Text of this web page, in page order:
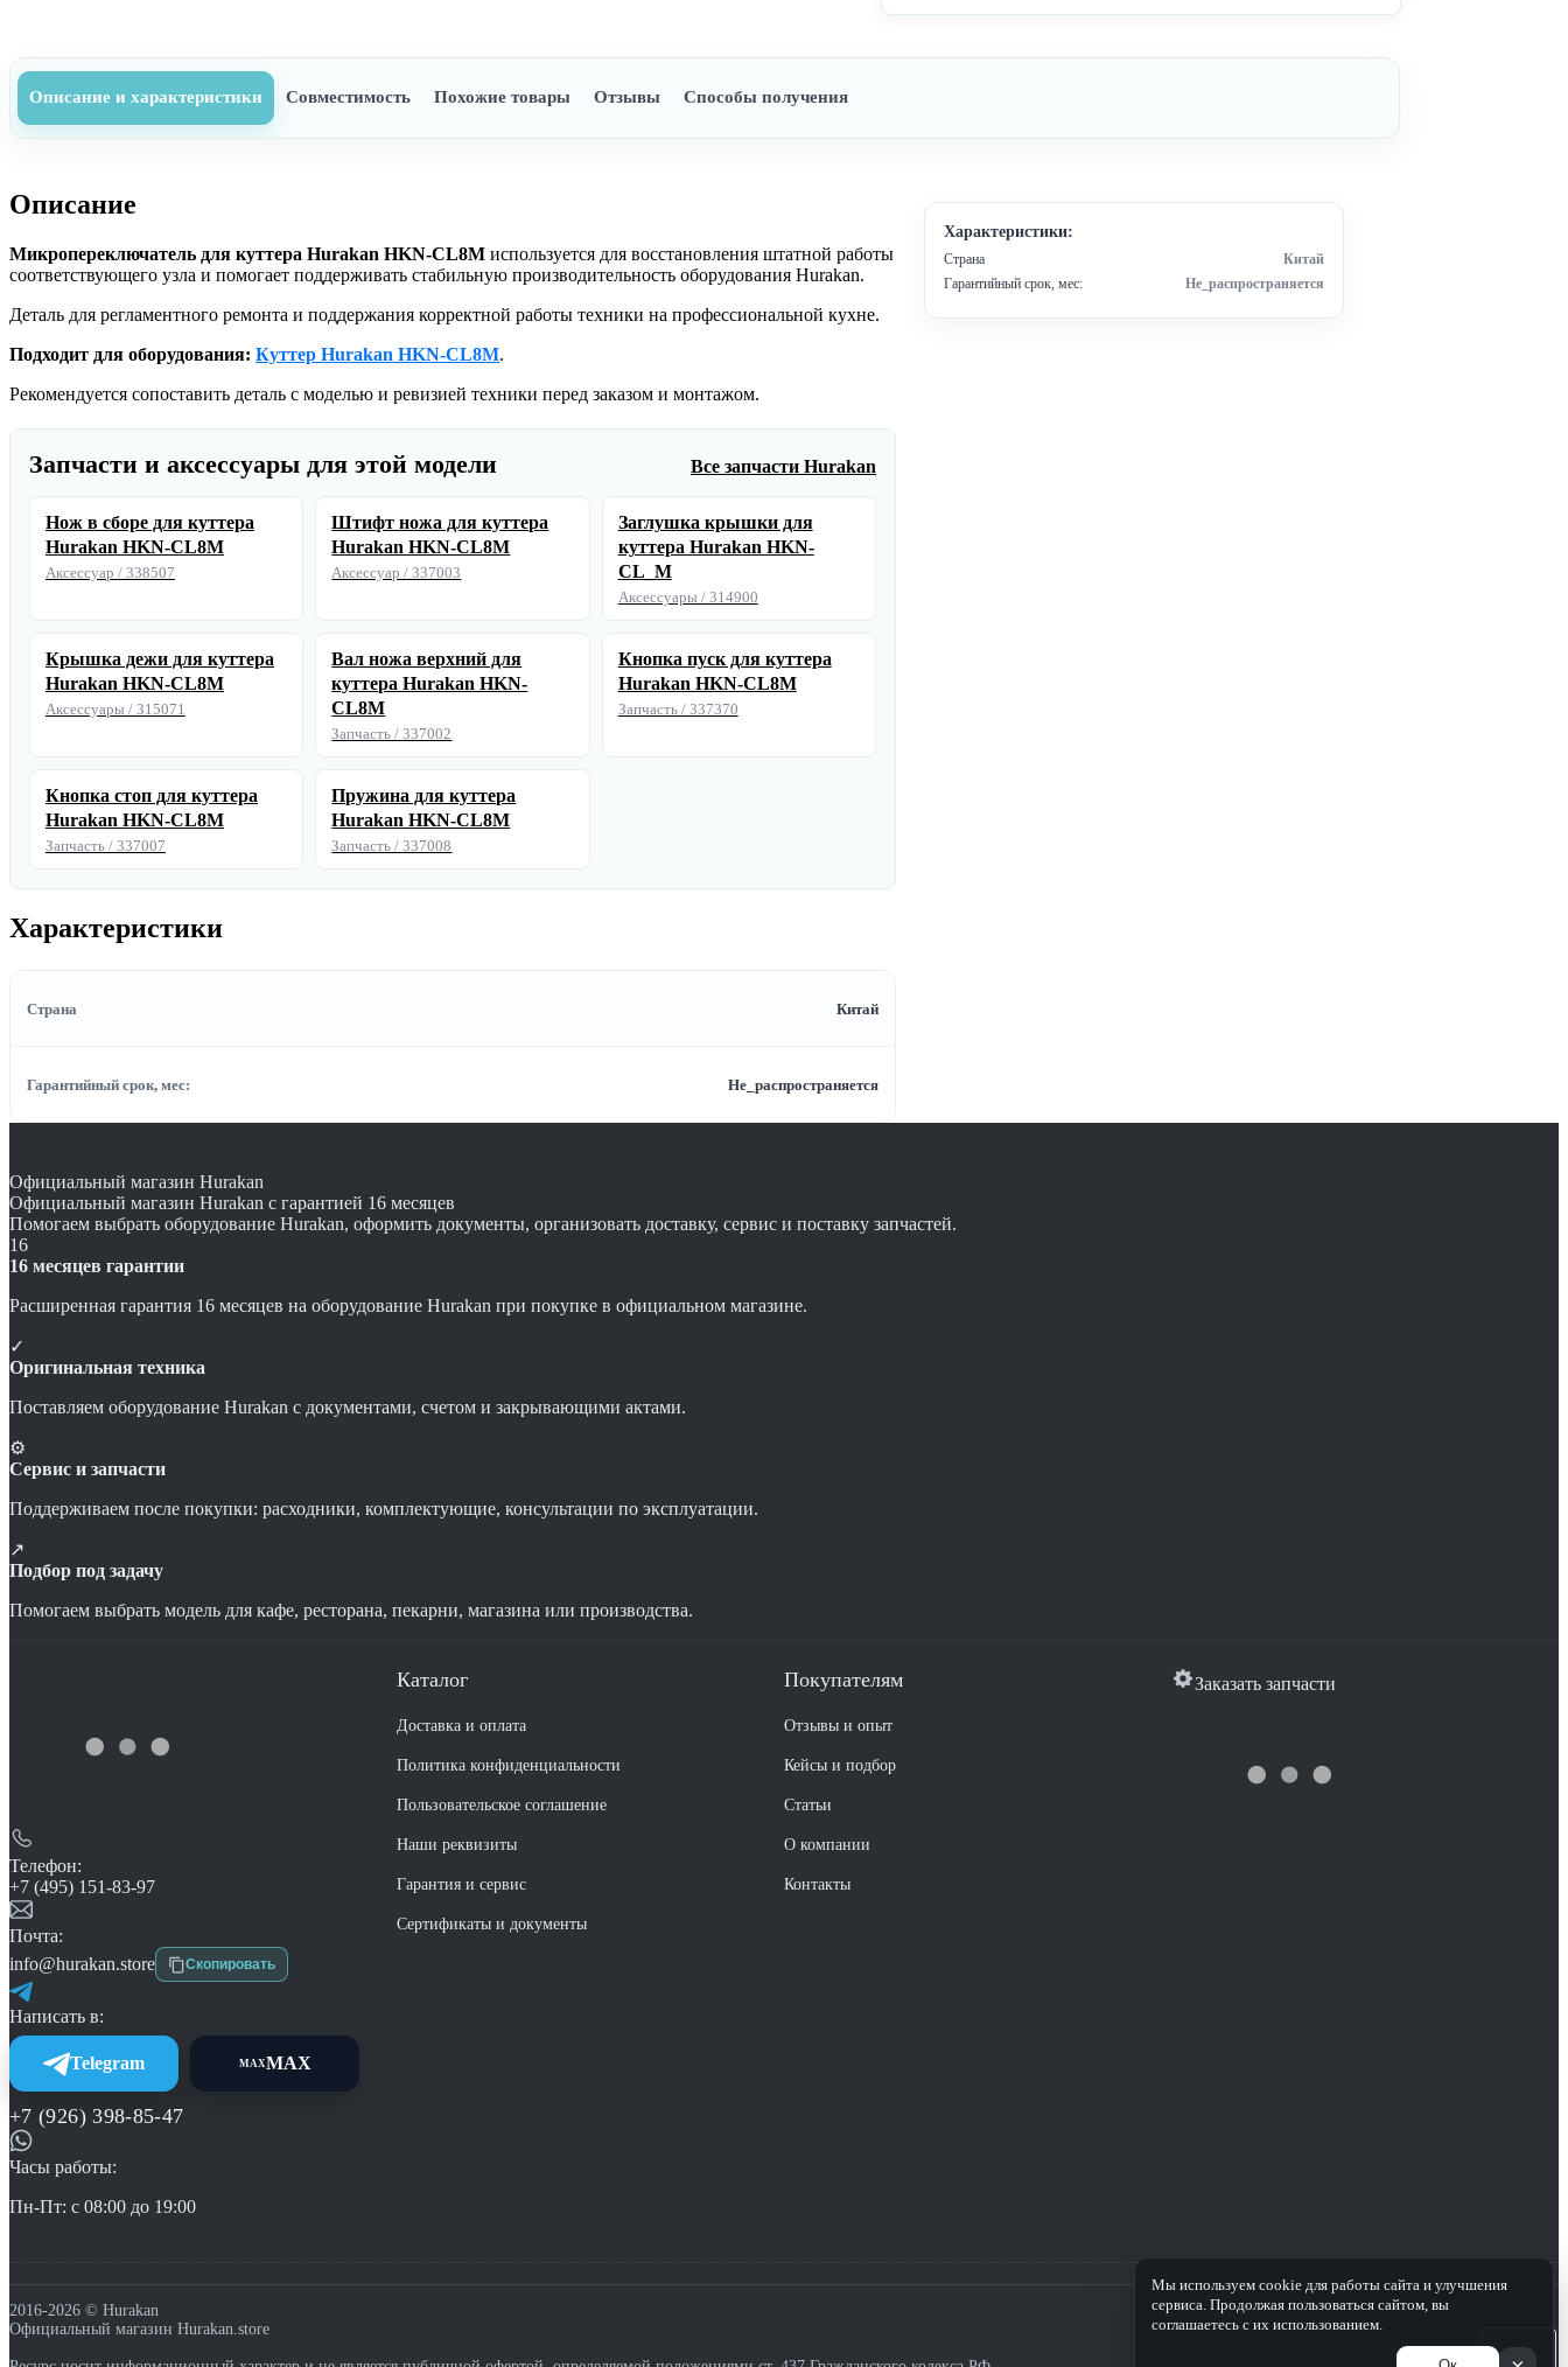
Описание и характеристики Совместимость Похожие товары Отзывы Способы получения
Описание
Микропереключатель для куттера Hurakan HKN-CL8M используется для восстановления штатной работы
соответствующего узла и помогает поддерживать стабильную производительность оборудования Hurakan.
Деталь для регламентного ремонта и поддержания корректной работы техники на профессиональной кухне.
Подходит для оборудования: Куттер Hurakan HKN-CL8M.
Рекомендуется сопоставить деталь с моделью и ревизией техники перед заказом и монтажом.
Запчасти и аксессуары для этой модели Все запчасти Hurakan
Нож в сборе для куттера
Hurakan HKN-CL8M
Аксессуар / 338507
Штифт ножа для куттера
Hurakan HKN-CL8M
Аксессуар / 337003
Заглушка крышки для
куттера Hurakan HKN-
CL_M
Аксессуары / 314900
Крышка дежи для куттера
Hurakan HKN-CL8M
Аксессуары / 315071
Вал ножа верхний для
куттера Hurakan HKN-
CL8M
Запчасть / 337002
Кнопка пуск для куттера
Hurakan HKN-CL8M
Запчасть / 337370
Кнопка стоп для куттера
Hurakan HKN-CL8M
Запчасть / 337007
Пружина для куттера
Hurakan HKN-CL8M
Запчасть / 337008
Характеристики
Страна Китай
Гарантийный срок, мес: Не_распространяется
Характеристики:
Страна
Китай
Гарантийный срок, мес:
Не_распространяется
Официальный магазин Hurakan
Официальный магазин Hurakan с гарантией 16 месяцев
Помогаем выбрать оборудование Hurakan, оформить документы, организовать доставку, сервис и поставку запчастей.
16
16 месяцев гарантии
Расширенная гарантия 16 месяцев на оборудование Hurakan при покупке в официальном магазине.
✓
Оригинальная техника
Поставляем оборудование Hurakan с документами, счетом и закрывающими актами.
⚙
Сервис и запчасти
Поддерживаем после покупки: расходники, комплектующие, консультации по эксплуатации.
↗
Подбор под задачу
Помогаем выбрать модель для кафе, ресторана, пекарни, магазина или производства.
Телефон:
+7 (495) 151-83-97
Почта:
info@hurakan.store
Скопировать
Написать в:
Telegram MAXMAX
+7 (926) 398-85-47
Часы работы:
Пн-Пт: с 08:00 до 19:00
Каталог
Доставка и оплата
Политика конфиденциальности
Пользовательское соглашение
Наши реквизиты
Гарантия и сервис
Сертификаты и документы
Покупателям
Отзывы и опыт
Кейсы и подбор
Статьи
О компании
Контакты
Заказать запчасти
2016-2026 © Hurakan
Официальный магазин Hurakan.store
Мы используем cookie для работы сайта и улучшения
сервиса. Продолжая пользоваться сайтом, вы
соглашаетесь с их использованием.